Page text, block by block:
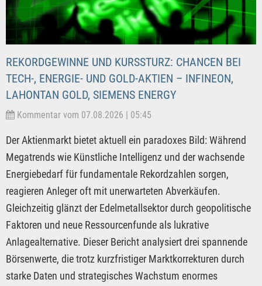
REKORDGEWINNE UND KURSSTURZ: CHANCEN BEI
TECH-, ENERGIE- UND GOLD-AKTIEN – INFINEON,
LAHONTAN GOLD, SIEMENS ENERGY
Kommentar vom 07.08.2026 | 05:45
Der Aktienmarkt bietet aktuell ein paradoxes Bild: Während
Megatrends wie Künstliche Intelligenz und der wachsende
Energiebedarf für fundamentale Rekordzahlen sorgen,
reagieren Anleger oft mit unerwarteten Abverkäufen.
Gleichzeitig glänzt der Edelmetallsektor durch geopolitische
Faktoren und neue Ressourcenfunde als lukrative
Anlagealternative. Dieser Bericht analysiert drei spannende
Börsenwerte, die trotz kurzfristiger Marktkorrekturen durch
starke Daten und strategisches Wachstum enormes